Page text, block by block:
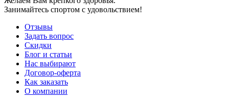
Занимайтесь спортом с удовольствием!
Отзывы
Задать вопрос
Скидки
Блог и статьи
Нас выбирают
Договор-оферта
Как заказать
О компании